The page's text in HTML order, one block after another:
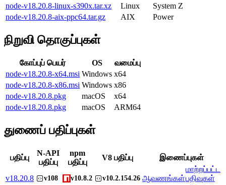
node-v18.20.8-linux-s390x.tar.xz
Linux
System Z
node-v18.20.8-aix-ppc64.tar.gz
AIX Power
நிறுவி தொகுப்புகள்
கோப்புப் பெயர் OS
வமைப்பு
node-v18.20.8-x64.msi Windows x64
node-v18.20.8-x86.msi Windows x86
node-v18.20.8.pkg
macOS
x64
node-v18.20.8.pkg
macOS ARM64
துணைப் பதிப்புகள்
பதிப்பு
N-API
பதிப்பு
npm
பதிப்பு
V8 பதிப்பு இணைப்புகள்
v18.20.8 v108 v10.8.2 v10.2.154.26 ஆவணங்கள்
மாற்றப்பட்ட
பதிவுகள்